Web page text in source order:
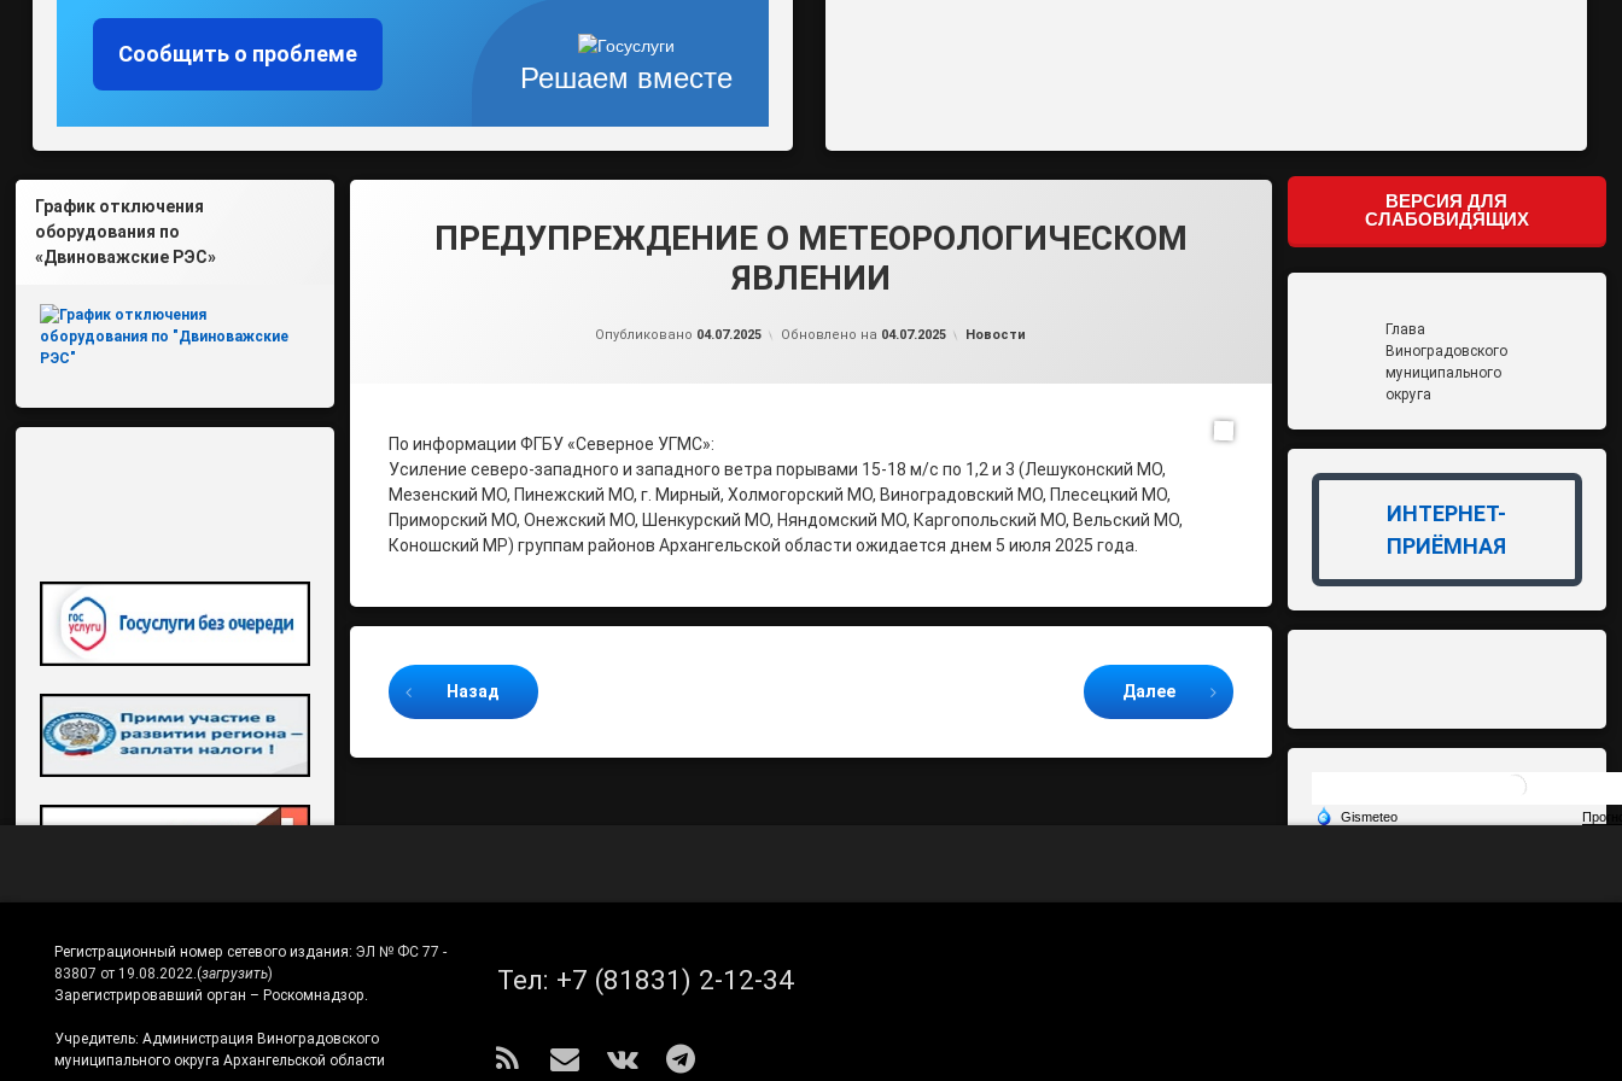
Решаем вместе
Сообщить о проблеме
ПРЕДУПРЕЖДЕНИЕ О МЕТЕОРОЛОГИЧЕСКОМ
ЯВЛЕНИИ
Опубликовано 04.07.2025 Обновлено на 04.07.2025 Рубрики:
Новости
По информации ФГБУ «Северное УГМС»:
Усиление северо-западного и западного ветра порывами 15-18 м/с по 1,2 и 3 (Лешуконский МО,
Мезенский МО, Пинежский МО, г. Мирный, Холмогорский МО, Виноградовский МО, Плесецкий МО,
Приморский МО, Онежский МО, Шенкурский МО, Няндомский МО, Каргопольский МО, Вельский МО,
Коношский МР) группам районов Архангельской области ожидается днем 5 июля 2025 года.
Продолжайте читать
Назад Далее
График отключения
оборудования по
«Двиноважские РЭС»
ВЕРСИЯ ДЛЯ
СЛАБОВИДЯЩИХ
Глава
Виноградовского
муниципального
округа
ИНТЕРНЕТ-
ПРИЁМНАЯ
Регистрационный номер сетевого издания: ЭЛ № ФС 77 -
83807 от 19.08.2022.(загрузить)
Зарегистрировавший орган – Роскомнадзор.
Учредитель: Администрация Виноградовского
муниципального округа Архангельской области
Тел: +7 (81831) 2-12-34
RSS E-mailВКонтакте
Telegram